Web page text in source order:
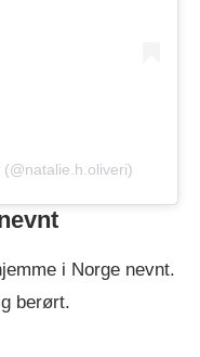
i Norge nevnt.
berørt.